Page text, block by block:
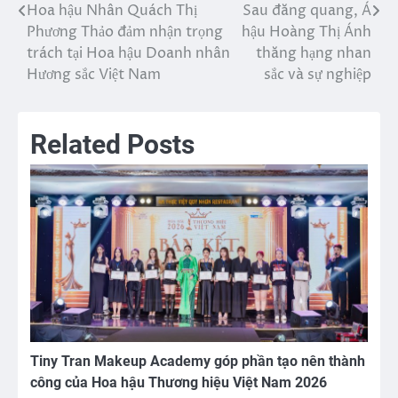
Điều
hướng
bài
Hoa hậu Nhân Quách Thị
Phương Thảo đảm nhận trọng
trách tại Hoa hậu Doanh nhân
Hương sắc Việt Nam
Sau đăng quang, Á
hậu Hoàng Thị Ánh
thăng hạng nhan
sắc và sự nghiệp
Related Posts
Tiny Tran Makeup Academy góp phần tạo nên thành
công của Hoa hậu Thương hiệu Việt Nam 2026